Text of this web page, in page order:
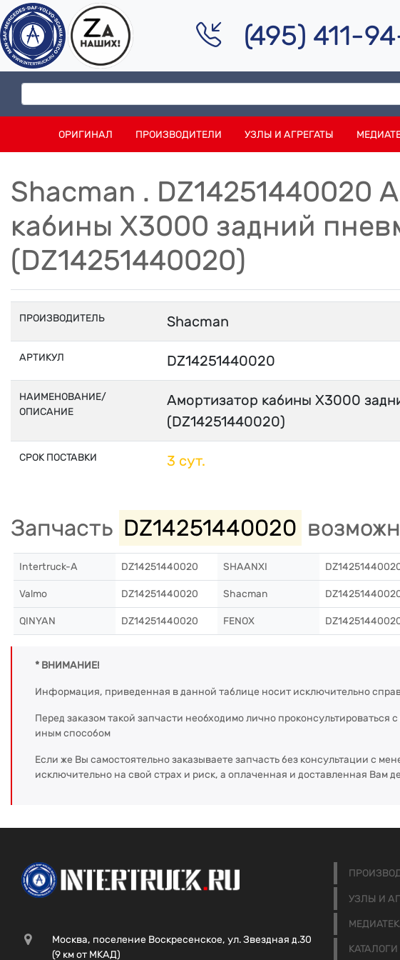
(495) 411-
ОРИГИНАЛ ПРОИЗВОДИТЕЛИ УЗЛЫ И АГРЕГАТЫ
Shacman . DZ14251440020
кабины X3000 задний
(DZ14251440020)
ПРОИЗВОДИТЕЛЬ Shacman
АРТИКУЛ DZ14251440020
НАИМЕНОВАНИЕ/
ОПИСАНИЕ
Амортизатор кабины X3000
(DZ14251440020)
СРОК ПОСТАВКИ 3 сут.
Запчасть DZ14251440020
Intertruck-A DZ14251440020 SHAANXI
Valmo DZ14251440020 Shacman
QINYAN DZ14251440020 FENOX
* ВНИМАНИЕ!
Информация, приведенная в данной таблице носит исключительно
Перед заказом такой запчасти необходимо лично
иным способом
Если же Вы самостоятельно заказываете запчасть без консультации с
исключительно на свой страх и риск, а оплаченная и доставленная Вам
Москва, поселение Воскресенское, ул. Звездная д.30
(9 км от МКАД)
УЗЛЫ И
КАТАЛОГИ